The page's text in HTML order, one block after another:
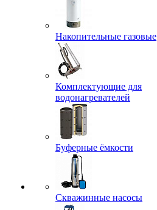
Накопительные газовые
Комплектующие для
водонагревателей
Буферные ёмкости
Скважинные насосы